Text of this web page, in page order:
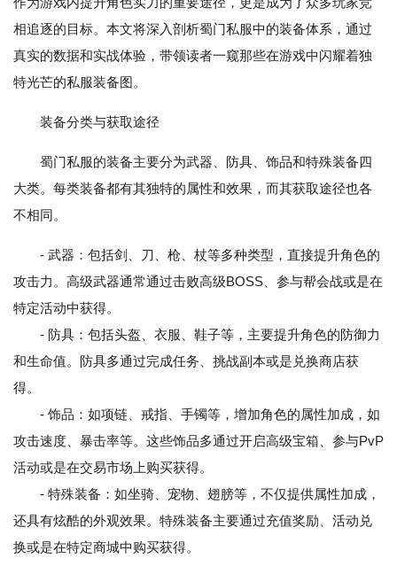
相追逐的目标。本文将深入剖析蜀门私服中的装备体系，通过
真实的数据和实战体验，带领读者一窥那些在游戏中闪耀着独
特光芒的私服装备图。
装备分类与获取途径
蜀门私服的装备主要分为武器、防具、饰品和特殊装备四
大类。每类装备都有其独特的属性和效果，而其获取途径也各
不相同。
- 武器：包括剑、刀、枪、杖等多种类型，直接提升角色的
攻击力。高级武器通常通过击败高级BOSS、参与帮会战或是在
特定活动中获得。
- 防具：包括头盔、衣服、鞋子等，主要提升角色的防御力
和生命值。防具多通过完成任务、挑战副本或是兑换商店获
得。
- 饰品：如项链、戒指、手镯等，增加角色的属性加成，如
攻击速度、暴击率等。这些饰品多通过开启高级宝箱、参与PvP
活动或是在交易市场上购买获得。
- 特殊装备：如坐骑、宠物、翅膀等，不仅提供属性加成，
还具有炫酷的外观效果。特殊装备主要通过充值奖励、活动兑
换或是在特定商城中购买获得。